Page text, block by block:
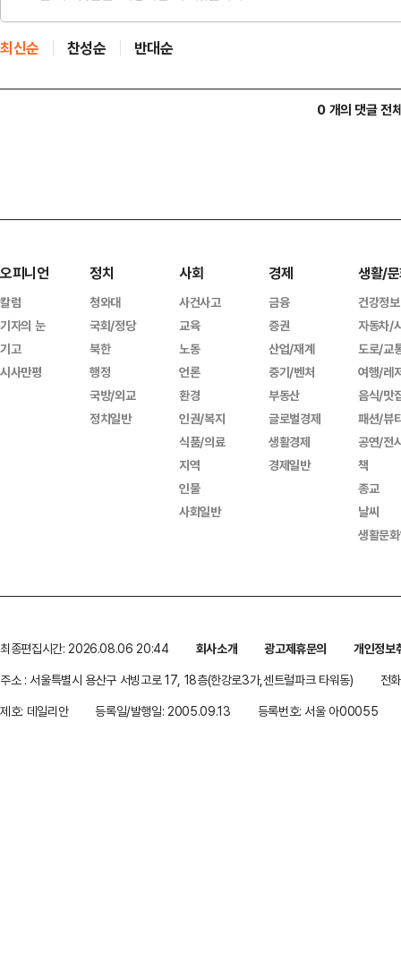
최신순 찬성순 반대순
0 개의 댓글 전
오피니언
칼럼
기자의 눈
기고
시사만평
정치
청와대
국회/정당
북한
행정
국방/외교
정치일반
사회
사건사고
교육
노동
언론
환경
인권/복지
식품/의료
지역
인물
사회일반
경제
금융
증권
산업/재계
중기/벤처
부동산
글로벌경제
생활경제
경제일반
생활/
건강정보
자동차/
도로/교
여행/레
음식/맛
패션/뷰
공연/전
책
종교
날씨
생활문
최종편집시간: 2026.08.06 20:44 회사소개 광고제휴문의
개인정보
주소 : 서울특별시 용산구 서빙고로 17, 18층(한강로3가,센트럴파크 타워동)
전
제호: 데일리안
등록일/발행일: 2005.09.13 등록번호: 서울 아00055